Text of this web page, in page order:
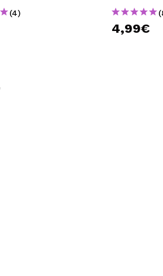
(4)
4,99€